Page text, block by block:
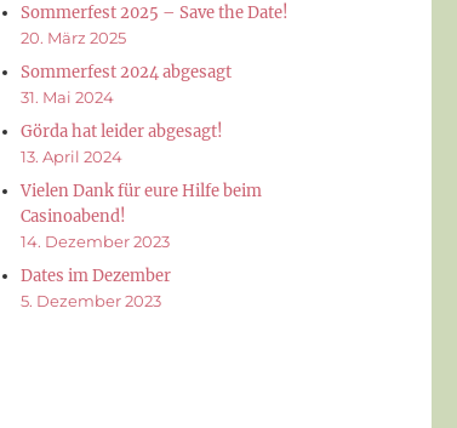
Sommerfest 2025 – Save the Date!
20. März 2025
Sommerfest 2024 abgesagt
31. Mai 2024
Görda hat leider abgesagt!
13. April 2024
Vielen Dank für eure Hilfe beim
Casinoabend!
14. Dezember 2023
Dates im Dezember
5. Dezember 2023